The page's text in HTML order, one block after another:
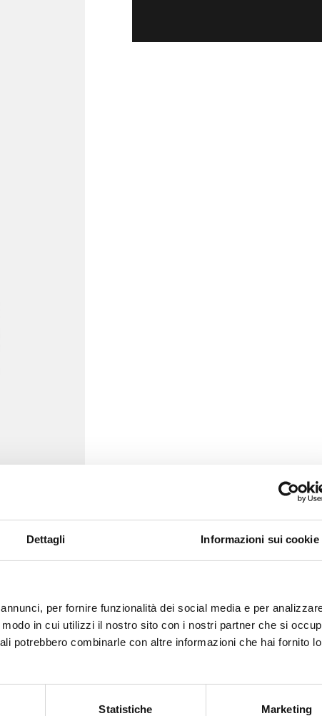
Dettagli Informazioni sui cookie
per fornire funzionalità dei social media e per
in cui utilizzi il nostro sito con i nostri partner che si
potrebbero combinarle con altre informazioni che hai fornito
Statistiche Marketing